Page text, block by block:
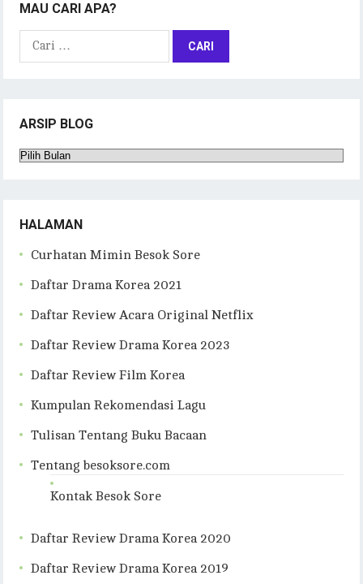
MAU CARI APA?
Cari
ARSIP BLOG
Arsip
HALAMAN
Curhatan Mimin Besok Sore
Daftar Drama Korea 2021
Daftar Review Acara Original Netflix
Daftar Review Drama Korea 2023
Daftar Review Film Korea
Kumpulan Rekomendasi Lagu
Tulisan Tentang Buku Bacaan
Tentang besoksore.com
Kontak Besok Sore
Daftar Review Drama Korea 2020
Daftar Review Drama Korea 2019